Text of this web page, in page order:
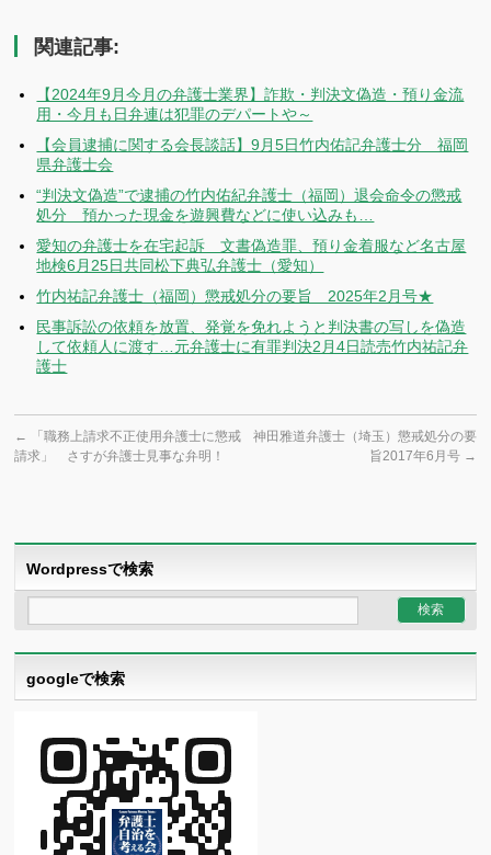
関連記事:
【2024年9月今月の弁護士業界】詐欺・判決文偽造・預り金流
用・今月も日弁連は犯罪のデパートや～
【会員逮捕に関する会長談話】9月5日竹内佑記弁護士分 福岡
県弁護士会
“判決文偽造”で逮捕の竹内佑紀弁護士（福岡）退会命令の懲戒
処分 預かった現金を遊興費などに使い込みも…
愛知の弁護士を在宅起訴 文書偽造罪、預り金着服など名古屋
地検6月25日共同松下典弘弁護士（愛知）
竹内祐記弁護士（福岡）懲戒処分の要旨 2025年2月号★
民事訴訟の依頼を放置、発覚を免れようと判決書の写しを偽造
して依頼人に渡す…元弁護士に有罪判決2月4日読売竹内祐記弁
護士
←
「職務上請求不正使用弁護士に懲戒
請求」 さすが弁護士見事な弁明！
神田雅道弁護士（埼玉）懲戒処分の要
旨2017年6月号 →
Wordpressで検索
googleで検索